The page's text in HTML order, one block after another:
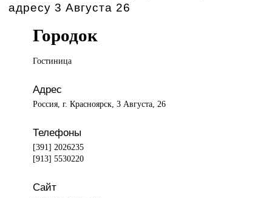
адресу 3 Августа 26
Городок
Гостиница
Адрес
Россия, г. Красноярск, 3 Августа, 26
Телефоны
[391] 2026235
[913] 5530220
Сайт